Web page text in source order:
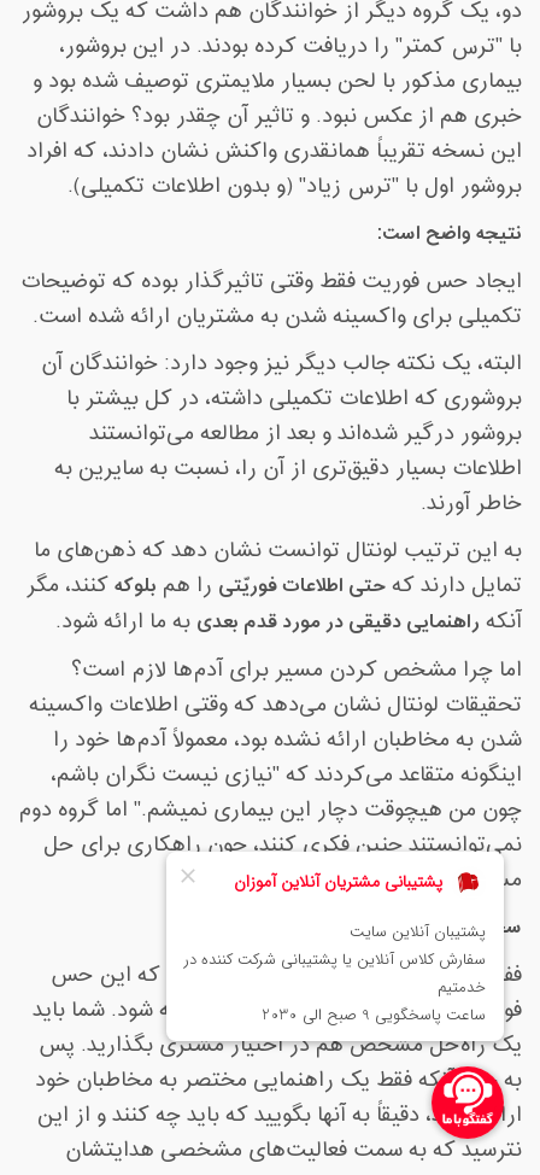
دو، یک گروه دیگر از خوانندگان هم داشت که یک بروشور
با "ترس کمتر" را دریافت کرده بودند. در این بروشور،
بیماری مذکور با لحن بسیار ملایمتری توصیف شده بود و
خبری هم از عکس نبود. و تاثیر آن چقدر بود؟ خوانندگان
این نسخه تقریباً همانقدری واکنش نشان دادند، که افراد
بروشور اول با "ترس زیاد" (و بدون اطلاعات تکمیلی(
.
نتیجه واضح است:
ایجاد حس فوریت فقط وقتی تاثیرگذار بوده که توضیحات
تکمیلی برای واکسینه شدن به مشتریان ارائه شده است.
البته، یک نکته جالب دیگر نیز وجود دارد: خوانندگان آن
بروشوری که اطلاعات تکمیلی داشته، در کل بیشتر با
بروشور درگیر شده‌اند و بعد از مطالعه می‌توانستند
اطلاعات بسیار دقیق‌تری از آن را، نسبت به سایرین به
خاطر آورند.
به این ترتیب لونتال توانست نشان دهد که ذهن‌های ما
تمایل دارند کهحتی اطلاعات فوریّتی را هم بلوکهکنند، مگر
آنکه راهنمایی دقیقی در مورد قدم بعدی به ما ارائه شود.
اما چرا مشخص کردن مسیر برای آدم‌ها لازم است؟
تحقیقات لونتال نشان می‌دهد که وقتی اطلاعات واکسینه
شدن به مخاطبان ارائه نشده بود، معمولاً آدم‌ها خود را
اینگونه متقاعد می‌کردند که "نیازی نیست نگران باشم،
چون من هیچوقت دچار این بیماری نمیشم." اما گروه دوم
نمی‌توانستند چنین فکری کنند، چون راهکاری برای حل
مساله به آنها داده شده بود.
سخن نهایی
ففط ایجاد حس فوریت کافی نیست. چرا که این حس
فوریّت می‌تواند توسط ذهن مشتری بلوکه شود. شما باید
یک راه‌حل مشخص هم در اختیار مشتری بگذارید. پس
به جای آنکه فقط یک راهنمایی مختصر به مخاطبان خود
ارائه دهید، دقیقاً به آنها بگویید که باید چه کنند و از این
نترسید که به سمت فعالیت‌های مشخصی هدایتشان